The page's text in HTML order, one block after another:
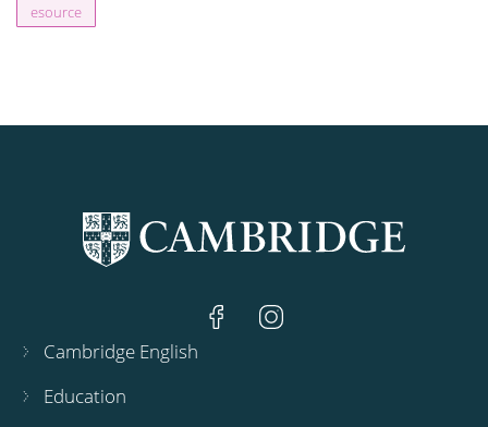
esource
Cambridge English
Education